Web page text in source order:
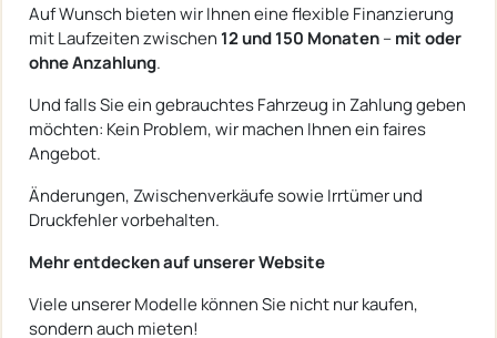
Auf Wunsch bieten wir Ihnen eine flexible Finanzierung
mit Laufzeiten zwischen 12 und 150 Monaten–mit oder
ohne Anzahlung.
Und falls Sie ein gebrauchtes Fahrzeug in Zahlung geben
möchten: Kein Problem, wir machen Ihnen ein faires
Angebot.
Änderungen, Zwischenverkäufe sowie Irrtümer und
Druckfehler vorbehalten.
Mehr entdecken auf unserer Website
Viele unserer Modelle können Sie nicht nur kaufen,
sondern auch mieten!